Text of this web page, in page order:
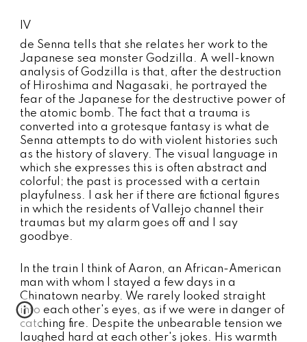
IV
de Senna tells that she relates her work to the
Japanese sea monster Godzilla. A well-known
analysis of Godzilla is that, after the destruction
of Hiroshima and Nagasaki, he portrayed the
fear of the Japanese for the destructive power of
the atomic bomb. The fact that a trauma is
converted into a grotesque fantasy is what de
Senna attempts to do with violent histories such
as the history of slavery. The visual language in
which she expresses this is often abstract and
colorful; the past is processed with a certain
playfulness. I ask her if there are fictional figures
in which the residents of Vallejo channel their
traumas but my alarm goes off and I say
goodbye.
In the train I think of Aaron, an African-American
man with whom I stayed a few days in a
Chinatown nearby. We rarely looked straight
into each other's eyes, as if we were in danger of
catching fire. Despite the unbearable tension we
laughed hard at each other's jokes. His warmth